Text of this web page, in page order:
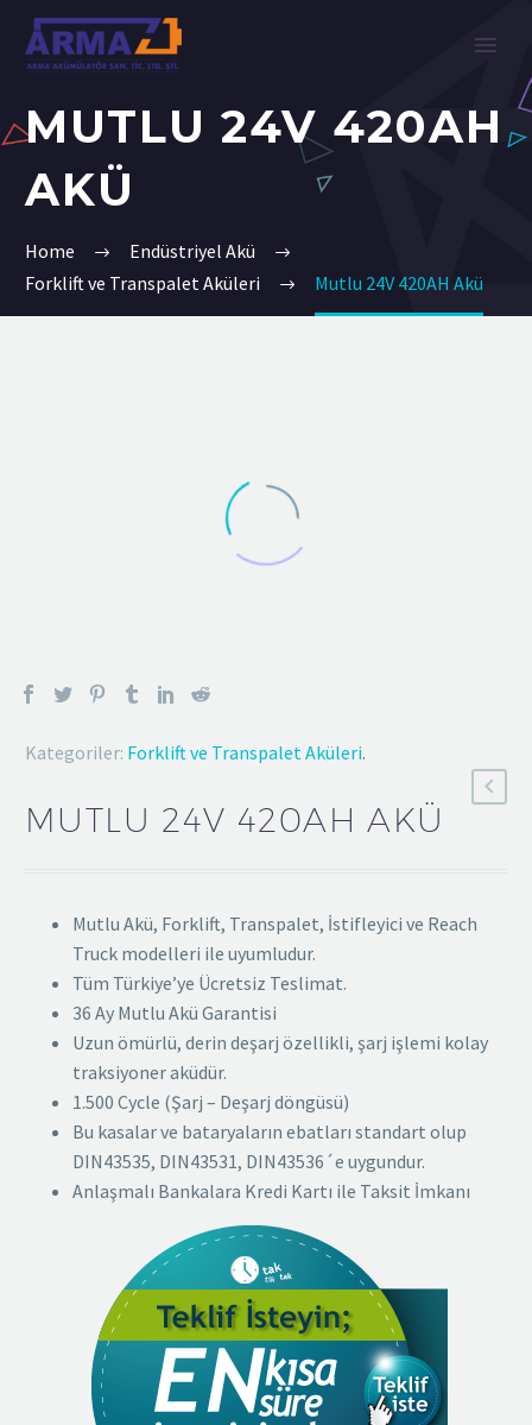
MUTLU 24V 420AH
AKÜ
Home
Endüstriyel Akü
Forklift ve Transpalet Aküleri
Mutlu 24V 420AH Akü
Kategoriler: Forklift ve Transpalet Aküleri.
MUTLU 24V 420AH AKÜ
Mutlu Akü, Forklift, Transpalet, İstifleyici ve Reach
Truck modelleri ile uyumludur.
Tüm Türkiye’ye Ücretsiz Teslimat.
36 Ay Mutlu Akü Garantisi
Uzun ömürlü, derin deşarj özellikli, şarj işlemi kolay
traksiyoner aküdür.
1.500 Cycle (Şarj – Deşarj döngüsü)
Bu kasalar ve bataryaların ebatları standart olup
DIN43535, DIN43531, DIN43536´e uygundur.
Anlaşmalı Bankalara Kredi Kartı ile Taksit İmkanı